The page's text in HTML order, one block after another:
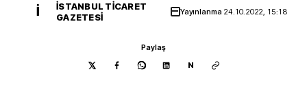
İ
İSTANBUL TICARET
GAZETESI
Yayınlanma 24.10.2022, 15:18
Paylaş
N